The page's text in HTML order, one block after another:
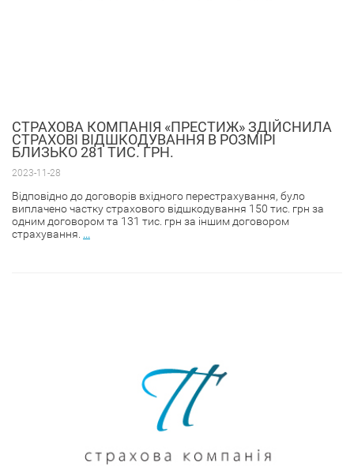
СТРАХОВА КОМПАНІЯ «ПРЕСТИЖ» ЗДІЙСНИЛА
СТРАХОВІ ВІДШКОДУВАННЯ В РОЗМІРІ
БЛИЗЬКО 281 ТИС. ГРН.
2023-11-28
Відповідно до договорів вхідного перестрахування, було
виплачено частку страхового відшкодування 150 тис. грн за
одним договором та 131 тис. грн за іншим договором
страхування. ...